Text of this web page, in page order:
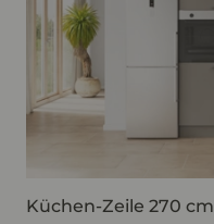
Küchen-Zeile 270